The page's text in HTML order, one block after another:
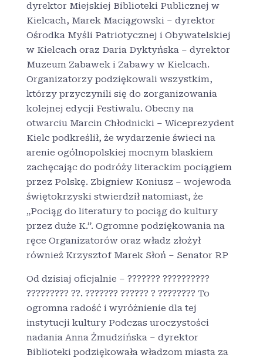
dyrektor Miejskiej Biblioteki Publicznej w
Kielcach, Marek Maciągowski – dyrektor
Ośrodka Myśli Patriotycznej i Obywatelskiej
w Kielcach oraz Daria Dyktyńska – dyrektor
Muzeum Zabawek i Zabawy w Kielcach.
Organizatorzy podziękowali wszystkim,
którzy przyczynili się do zorganizowania
kolejnej edycji Festiwalu. Obecny na
otwarciu Marcin Chłodnicki – Wiceprezydent
Kielc podkreślił, że wydarzenie świeci na
arenie ogólnopolskiej mocnym blaskiem
zachęcając do podróży literackim pociągiem
przez Polskę. Zbigniew Koniusz – wojewoda
świętokrzyski stwierdził natomiast, że
„Pociąg do literatury to pociąg do kultury
przez duże K.”. Ogromne podziękowania na
ręce Organizatorów oraz władz złożył
również Krzysztof Marek Słoń – Senator RP
Od dzisiaj oficjalnie – ??????? ??????????
????????? ??. ??????? ?????? ? ???????? To
ogromna radość i wyróżnienie dla tej
instytucji kultury Podczas uroczystości
nadania Anna Żmudzińska – dyrektor
Biblioteki podziękowała władzom miasta za